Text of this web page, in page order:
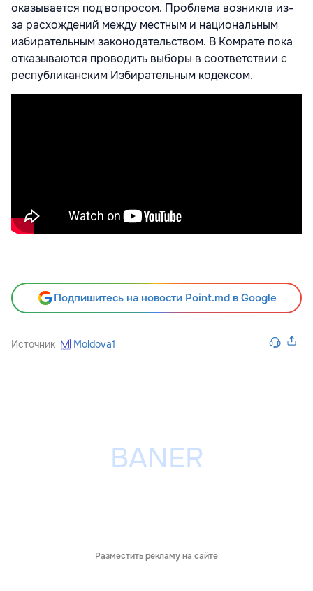
оказывается под вопросом. Проблема возникла из-
за расхождений между местным и национальным
избирательным законодательством. В Комрате пока
отказываются проводить выборы в соответствии с
республиканским Избирательным кодексом.
Подпишитесь на новости Point.md в Google
Источник Moldova1
Разместить рекламу на сайте